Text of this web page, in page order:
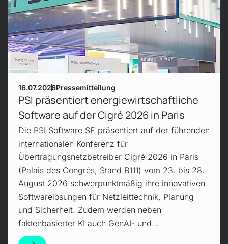
16.07.2026Pressemitteilung
PSI präsentiert energiewirtschaftliche
Software auf der Cigré 2026 in Paris
Die PSI Software SE präsentiert auf der führenden
internationalen Konferenz für
Übertragungsnetzbetreiber Cigré 2026 in Paris
(Palais des Congrès, Stand B111) vom 23. bis 28.
August 2026 schwerpunktmäßig ihre innovativen
Softwarelösungen für Netzleittechnik, Planung
und Sicherheit. Zudem werden neben
faktenbasierter KI auch GenAI- und…